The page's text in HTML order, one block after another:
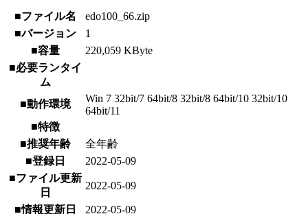
■ファイル名
edo100_66.zip
■バージョン
1
■容量
220,059 KByte
■必要ランタイ
ム
■動作環境
Win 7 32bit/7 64bit/8 32bit/8 64bit/10 32bit/10
64bit/11
■特徴
■推奨年齢
全年齢
■登録日
2022-05-09
■ファイル更新
日
2022-05-09
■情報更新日 2022-05-09